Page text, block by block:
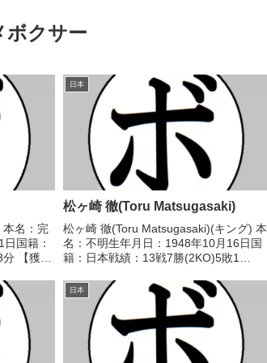
ボクサー
本名：完
国籍：
【獲得
日本
松ヶ崎 徹(Toru Matsugasaki)
松ヶ崎 徹(Toru Matsugasaki)(キング) 本
名：不明生年月日：1948年10月16日国
籍：日本戦績：13戦7勝(2KO)5敗1
1968/09/11 ○4R判定 (採点不明) 馬渡
進(田辺)...
日本